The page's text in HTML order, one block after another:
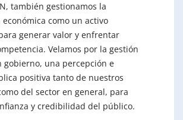
también gestionamos la
como un activo
generar valor y enfrentar
Velamos por la gestión
gobierno, una percepción e
positiva tanto de nuestros
del sector en general, para
y credibilidad del público.